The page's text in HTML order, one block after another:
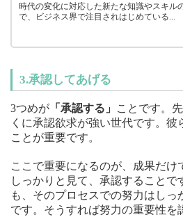
時代の変化に対応した新たな知識やスキル
で、ビジネス界で注目されはじめている...
3.承認してあげる
3つめが 「承認する」
ことです。
くに承認欲求が強い世代です。彼
ことが重要です。
ここで重要になるのが、成果だけ
しっかりと見て、承認することで
も、そのプロセスでの努力はし
です。そうすれば努力の重要性を